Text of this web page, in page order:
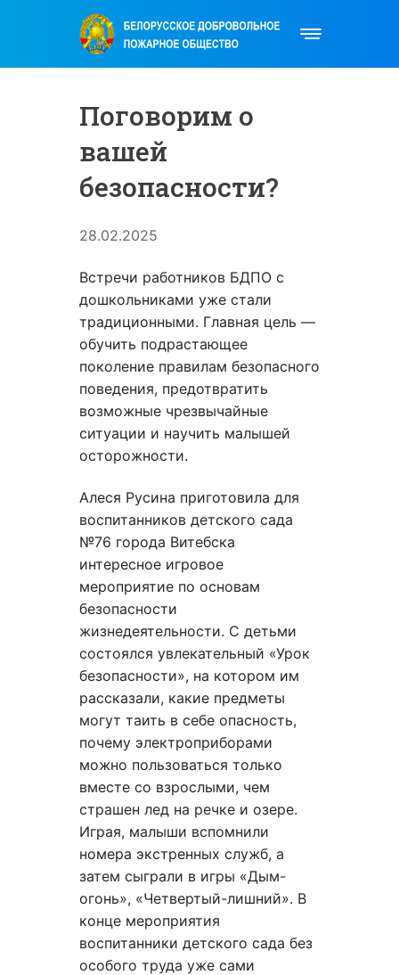
Поговорим о
вашей
безопасности?
28.02.2025
Встречи работников БДПО с
дошкольниками уже стали
традиционными. Главная цель —
обучить подрастающее
поколение правилам безопасного
поведения, предотвратить
возможные чрезвычайные
ситуации и научить малышей
осторожности.
Алеся Русина приготовила для
воспитанников детского сада
№76 города Витебска
интересное игровое
мероприятие по основам
безопасности
жизнедеятельности. С детьми
состоялся увлекательный «Урок
безопасности», на котором им
рассказали, какие предметы
могут таить в себе опасность,
почему электроприборами
можно пользоваться только
вместе со взрослыми, чем
страшен лед на речке и озере.
Играя, малыши вспомнили
номера экстренных служб, а
затем сыграли в игры «Дым-
огонь», «Четвертый-лишний». В
конце мероприятия
воспитанники детского сада без
особого труда уже сами